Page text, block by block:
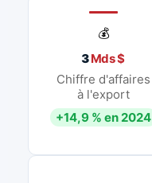
💰
3Mds $
Chiffre d'affaires
à l'export
+14,9 % en 2024